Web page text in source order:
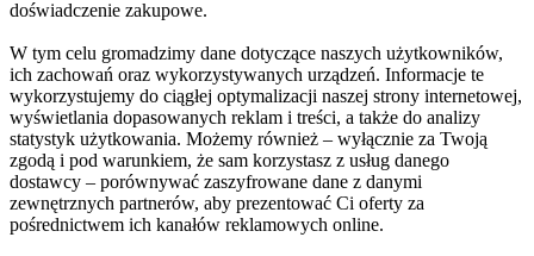
doświadczenie zakupowe.
W tym celu gromadzimy dane dotyczące naszych użytkowników,
ich zachowań oraz wykorzystywanych urządzeń. Informacje te
wykorzystujemy do ciągłej optymalizacji naszej strony internetowej,
wyświetlania dopasowanych reklam i treści, a także do analizy
statystyk użytkowania. Możemy również – wyłącznie za Twoją
zgodą i pod warunkiem, że sam korzystasz z usług danego
dostawcy – porównywać zaszyfrowane dane z danymi
zewnętrznych partnerów, aby prezentować Ci oferty za
pośrednictwem ich kanałów reklamowych online.